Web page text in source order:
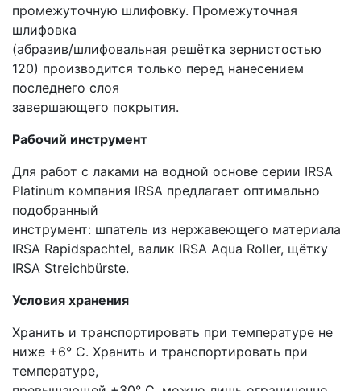
промежуточную шлифовку. Промежуточная
шлифовка
(абразив/шлифовальная решётка зернистостью
120) производится только перед нанесением
последнего слоя
завершающего покрытия.
Рабочий инструмент
Для работ с лаками на водной основе серии IRSA
Platinum компания IRSA предлагает оптимально
подобранный
инструмент: шпатель из нержавеющего материала
IRSA Rapidspachtel, валик IRSA Aqua Roller, щётку
IRSA Streichbürste.
Условия хранения
Хранить и транспортировать при температуре не
ниже +6° С. Хранить и транспортировать при
температуре,